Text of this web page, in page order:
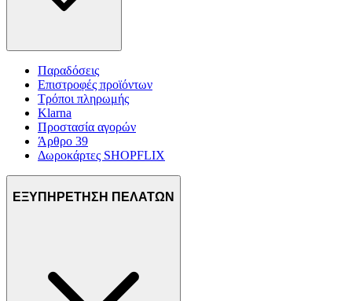
Παραδόσεις
Επιστροφές προϊόντων
Τρόποι πληρωμής
Klarna
Προστασία αγορών
Άρθρο 39
Δωροκάρτες SHOPFLIX
ΕΞΥΠΗΡΕΤΗΣΗ ΠΕΛΑΤΩΝ